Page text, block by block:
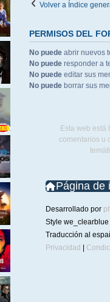
Volver a Índice
PERMISOS DEL
No puedeabrir nuevos
No puederesponder a
No puedeeditar sus
No puedeborrar sus
Esta web
comentarios u
Página de
Desarrollado por
Style
Traducción al
Privacidad